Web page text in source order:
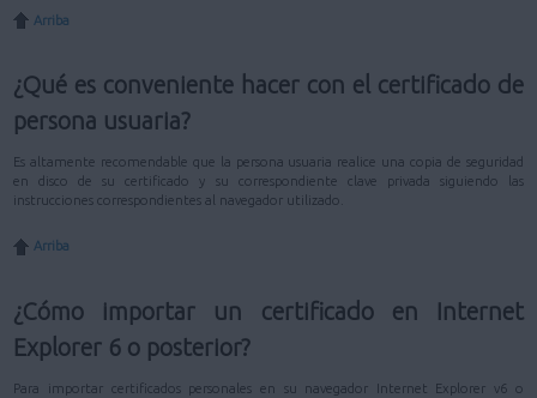
Arriba
¿Qué es conveniente hacer con el certificado de
persona usuaria?
Es altamente recomendable que la persona usuaria realice una copia de seguridad
en disco de su certificado y su correspondiente clave privada siguiendo las
instrucciones correspondientes al navegador utilizado.
Arriba
¿Cómo importar un certificado en Internet
Explorer 6 o posterior?
Para importar certificados personales en su navegador Internet Explorer v6 o